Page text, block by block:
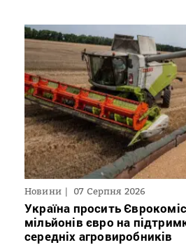
Новини 07 Серпня 2026
Україна просить
мільйонів євро на
середніх агровиробників